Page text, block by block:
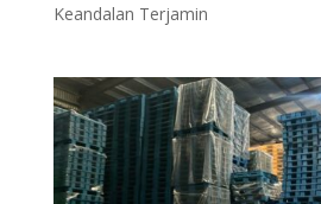
Keandalan Terjamin